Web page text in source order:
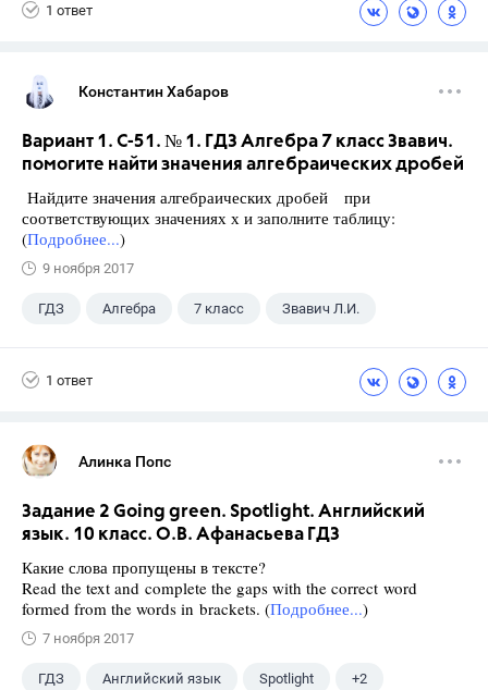
1 ответ
Константин Хабаров
Вариант 1. С-51. № 1. ГДЗ Алгебра 7 класс Звавич.
помогите найти значения алгебраических дробей
Найдите значения алгебраических дробей при
соответствующих значениях х и заполните таблицу:
(Подробнее...)
9 ноября 2017
ГДЗ Алгебра 7 класс Звавич Л.И.
1 ответ
Алинка Попс
Задание 2 Going green. Spotlight. Английский
язык. 10 класс. О.В. Афанасьева ГДЗ
Какие слова пропущены в тексте?
Read the text and complete the gaps with the correct word
formed from the words in brackets. (Подробнее...)
7 ноября 2017
ГДЗ Английский язык Spotlight +2